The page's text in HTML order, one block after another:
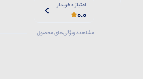
امتیاز 0 خریدار
0.0
مشاهده ویژگی‌های محصول